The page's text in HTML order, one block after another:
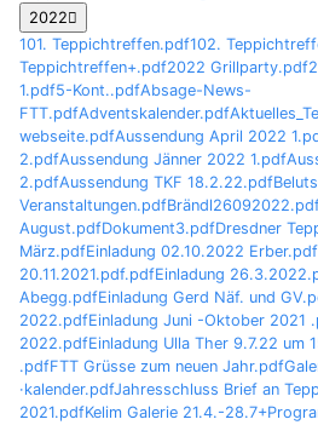
2022
101. Teppichtreffen.pdf102.
Teppichtreffen+.pdf2022 Grillparty.pdf
1.pdf5-Kont..pdfAbsage-News-
FTT.pdfAdventskalender.pdf
webseite.pdfAussendung April 2022
2.pdfAussendung Jänner 2022 1.pdf
2.pdfAussendung TKF 18.2.22.pdf
Veranstaltungen.pdf
August.pdfDokument3.pdfDresdner
März.pdfEinladung 02.10.2022 Erber.pdf
20.11.2021.pdf.pdfEinladung
Abegg.pdfEinladung Gerd Näf. und
2022.pdfEinladung Juni -Oktober 2021
2022.pdfEinladung Ulla Ther 9.7.22 um
.pdfFTT Grüsse zum neuen Jahr.pdf
·kalender.pdfJahresschluss Brief an
2021.pdfKelim Galerie 21.4.-